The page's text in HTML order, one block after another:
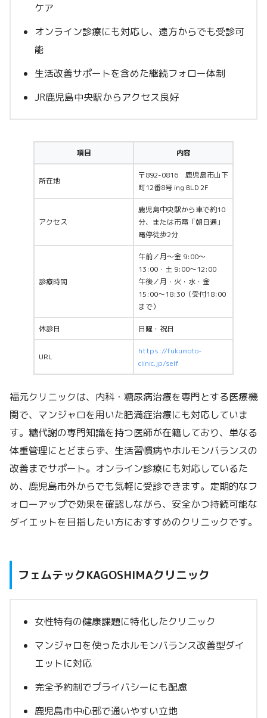
ケア
オンライン診療にも対応し、遠方からでも受診可
能
生活改善サポートを含めた継続フォロー体制
JR鹿児島中央駅からアクセス良好
項目 内容
所在地
〒892-0816 鹿児島市山下
町12番8号 ing BLD 2F
アクセス
鹿児島中央駅から車で約10
分、または市電「朝日通」
電停徒歩2分
診療時間
午前／月〜金 9:00〜
13:00・土 9:00〜12:00
午後／月・火・水・金
15:00〜18:30（受付18:00
まで）
休診日 日曜・祝日
URL
https://fukumoto-
clinic.jp/self
福元クリニックは、内科・糖尿病治療を専門とする医療機
関で、マンジャロを用いた肥満症治療にも対応していま
す。糖代謝の専門知識を持つ医師が在籍しており、単なる
体重管理にとどまらず、生活習慣病やホルモンバランスの
改善までサポート。オンライン診療にも対応しているた
め、鹿児島市外からでも気軽に受診できます。定期的なフ
ォローアップで効果を確認しながら、安全かつ持続可能な
ダイエットを目指したい方におすすめのクリニックです。
フェムテックKAGOSHIMAクリニック
女性特有の健康課題に特化したクリニック
マンジャロを使ったホルモンバランス改善型ダイ
エットに対応
完全予約制でプライバシーにも配慮
鹿児島市中心部で通いやすい立地